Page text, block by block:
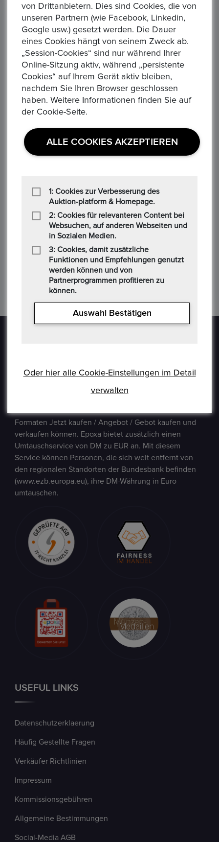
Gebotshistorie(3)
R******d
25/01/2026 06:21 PM
Gebotsbetrag
1.085,00 €
J***********r
25/01/2026 05:52 PM
1.075,00 €
J***********r
Gebotsbetrag
1,00 €
Epoxa ist eine Online-Plattform, mit der Benutzer
Formaten Jetzt kaufen / Angebot / Gebot kaufen und
verkaufen können. Epoxa bietet zusätzlich einen
Umtauschservice von DM zu EUR an. Mit diesem
Service können Personen, die sich weit entfernt von
den regionalen Standorten der Bundesbank befinden
(www.ezb.europa.eu), ihre DM-Währung in Euro
umtauschen.
USEFUL LINKS
Datenschutzerklaerung
Häufig Gestellte Fragen
Verkäufer Richtlinien
Impressum
Kommissionsgebühren
Allgemeine Bestimmungen
Social-Media AGB
von Drittanbietern. Dies sind Cookies, die von
unseren Partnern (wie Facebook, Linkedin,
Google usw.) gesetzt werden. Die Dauer
eines Cookies hängt von seinem Zweck ab.
„Session-Cookies“ sind nur während Ihrer
Online-Sitzung aktiv, während „persistente
Cookies“ auf Ihrem Gerät aktiv bleiben,
nachdem Sie Ihren Browser geschlossen
haben. Weitere Informationen finden Sie auf
der Cookie-Seite.
ALLE COOKIES AKZEPTIEREN
1: Cookies zur Verbesserung des
Auktion-platform & Homepage.
2: Cookies für relevanteren Content bei
Websuchen, auf anderen Webseiten und
in Sozialen Medien.
3: Cookies, damit zusätzliche
Funktionen und Empfehlungen genutzt
werden können und von
Partnerprogrammen profitieren zu
können.
Auswahl Bestätigen
Oder hier alle Cookie-Einstellungen im Detail
verwalten